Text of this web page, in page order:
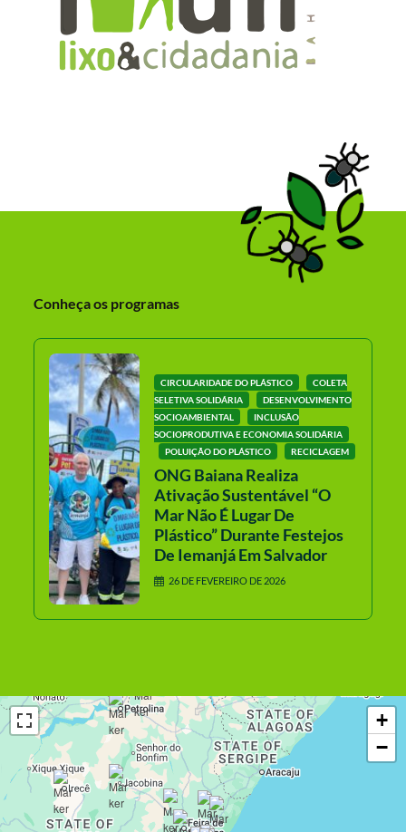
Conheça os programas
CIRCULARIDADE DO PLÁSTICO
COLETA
SELETIVA SOLIDÁRIA
DESENVOLVIMENTO
SOCIOAMBIENTAL
INCLUSÃO
SOCIOPRODUTIVA E ECONOMIA SOLIDÁRIA
POLUIÇÃO DO PLÁSTICO
RECICLAGEM
ONG Baiana Realiza
Ativação Sustentável “O
Mar Não É Lugar De
Plástico” Durante Festejos
De Iemanjá Em Salvador
26 DE FEVEREIRO DE 2026
+
−